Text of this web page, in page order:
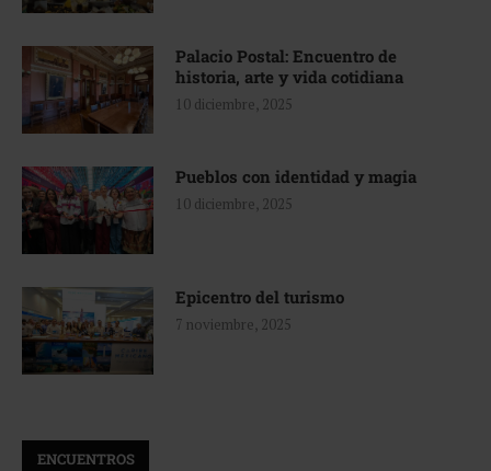
Palacio Postal: Encuentro de
historia, arte y vida cotidiana
10 diciembre, 2025
Pueblos con identidad y magia
10 diciembre, 2025
Epicentro del turismo
7 noviembre, 2025
ENCUENTROS